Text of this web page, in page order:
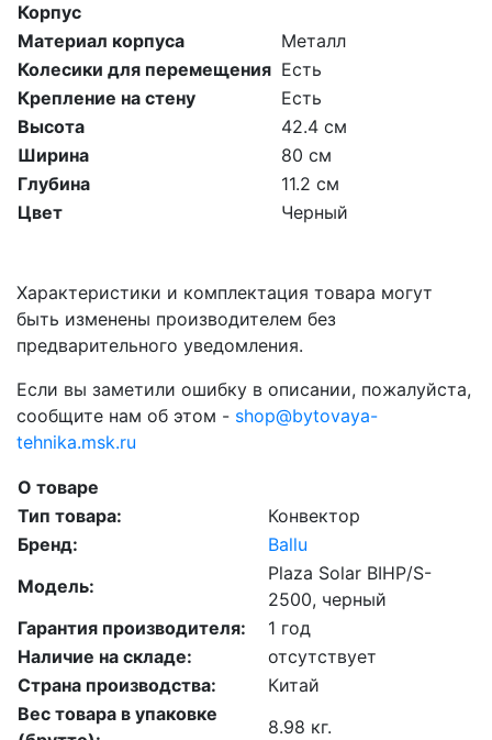
Корпус
Материал корпуса
Металл
Колесики для перемещения Есть
Крепление на стену
Есть
Высота
42.4 см
Ширина
80 см
Глубина
11.2 см
Цвет
Черный
Характеристики и комплектация товара могут
быть изменены производителем без
предварительного уведомления.
Если вы заметили ошибку в описании, пожалуйста,
сообщите нам об этом - shop@bytovaya-
tehnika.msk.ru
О товаре
Тип товара:
Конвектор
Бренд:
Ballu
Модель:
Plaza Solar BIHP/S-
2500, черный
Гарантия производителя:
1 год
Наличие на складе:
отсутствует
Страна производства:
Китай
Вес товара в упаковке
8.98 кг.